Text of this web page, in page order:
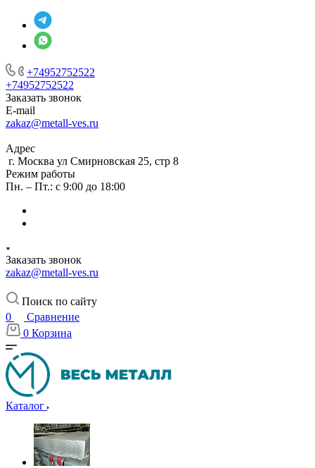
+74952752522
+74952752522
Заказать звонок
E-mail
zakaz@metall-ves.ru
Адрес
г. Москва ул Смирновская 25, стр 8
Режим работы
Пн. – Пт.: с 9:00 до 18:00
Заказать звонок
zakaz@metall-ves.ru
Поиск по сайту
0
Сравнение
0 Корзина
Каталог